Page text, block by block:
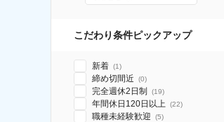
こだわり条件ピックアップ
新着 (1)
締め切間近 (0)
完全週休2日制 (19)
年間休日120日以上 (22)
職種未経験歓迎 (5)